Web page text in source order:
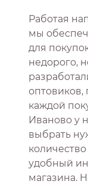
Работая
мы
для
недорого,
каждой
Иваново у
выбрать
удобный
магазина.